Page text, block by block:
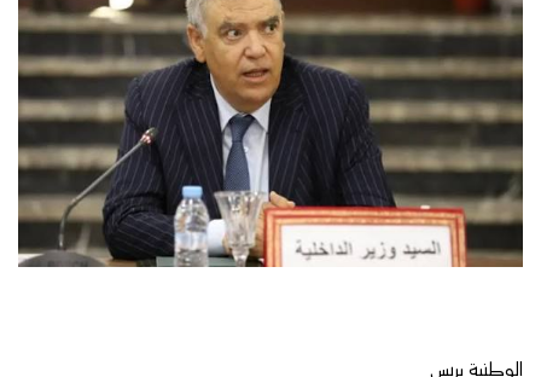
الوطنية بريس